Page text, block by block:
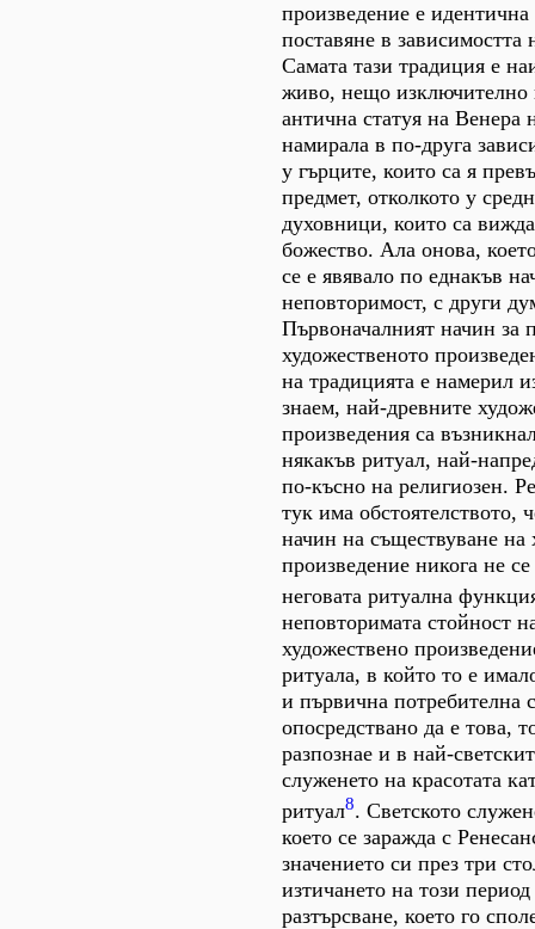
произведение е идентична
поставяне в зависимостта
Самата тази традиция е
живо, нещо изключително
антична статуя на Венера
намирала в по-друга
у гърците, които са я
предмет, отколкото у
духовници, които са
божество. Ала онова,
се е явявало по еднакъв
неповторимост, с други
Първоначалният начин за
художественото
на традицията е намерил
знаем, най-древните
произведения са
някакъв ритуал, най-
по-късно на религиозен.
тук има обстоятелството,
начин на съществуване на
произведение никога не
неговата ритуална
неповторимата
художествено
ритуала, в който то е
и първична потребителна
опосредствано да е това,
разпознае и в най-
служенето на красотата
ритуал8. Светското
което се заражда с
значението си през три
изтичането на този
разтърсване, което го